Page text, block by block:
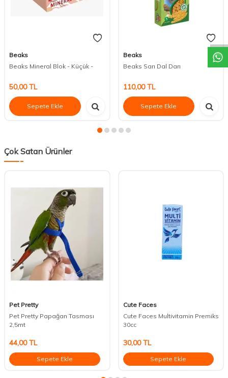
DESTEK
Beaks
Beaks Mineral Blok - Küçük -
50,00TL
Sepete Ekle
Beaks
Beaks Sarı Dal Darı
110,00TL
Sepete Ekle
Çok Satan Ürünler
Pet Pretty
Pet Pretty Papağan Tasması
2,5mt
44,00TL
Sepete Ekle
Cute Faces
Cute Faces Multivitamin Premiks
30cc
30,00TL
Sepete Ekle